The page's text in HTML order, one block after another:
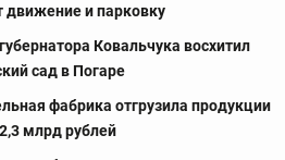
движение и парковку
Ковальчука восхитил
сад в Погаре
фабрика отгрузила продукции
млрд рублей